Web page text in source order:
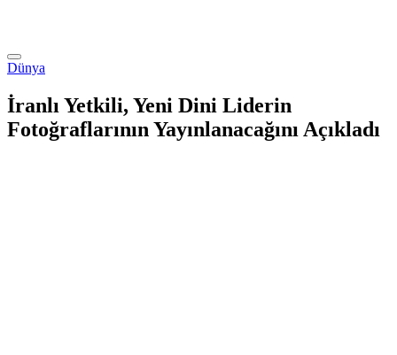
Dünya
İranlı Yetkili, Yeni Dini Liderin
Fotoğraflarının Yayınlanacağını Açıkladı